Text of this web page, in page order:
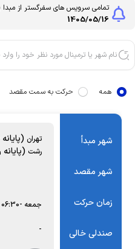
تمامی سرویس های سفرگستر از مبدا
1405/05/16
همه حرکت به سمت مقصد
شهر مبدأ
شهر مقصد
زمان حرکت
صندلی خالی
تهران
رشت
جمعه 06:30